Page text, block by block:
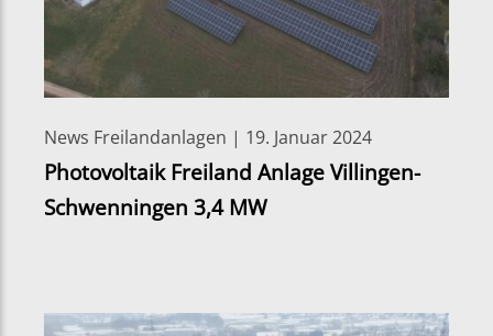
News Freilandanlagen | 19. Januar 2024
Photovoltaik Freiland Anlage Villingen-
Schwenningen 3,4 MW